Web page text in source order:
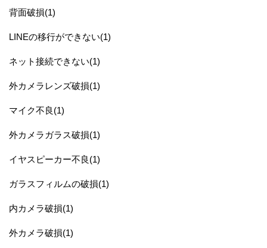
背面破損(1)
LINEの移行ができない(1)
ネット接続できない(1)
外カメラレンズ破損(1)
マイク不良(1)
外カメラガラス破損(1)
イヤスピーカー不良(1)
ガラスフィルムの破損(1)
内カメラ破損(1)
外カメラ破損(1)